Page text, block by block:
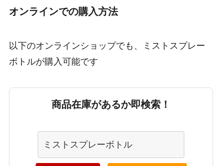
オンラインでの購入方法
以下のオンラインショップでも、ミストスプレー
ボトルが購入可能です
商品在庫があるか即検索！